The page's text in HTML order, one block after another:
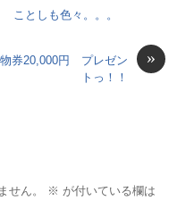
ことしも色々。。。
»
券20,000円 プレゼン
トっ！！
せん。 ※ が付いている欄は